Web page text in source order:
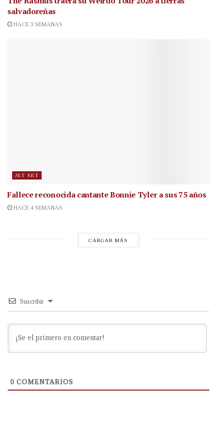
salvadoreñas
HACE 3 SEMANAS
JET SET
Fallece reconocida cantanteBonnie Tyler a sus 75 años
HACE 4 SEMANAS
CARGAR MÁS
Suscribir
0 COMENTARIOS